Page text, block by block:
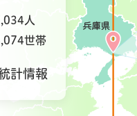
人
世帯
計情報